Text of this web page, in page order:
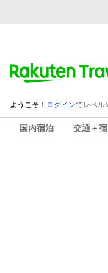
国内宿泊 交通＋宿